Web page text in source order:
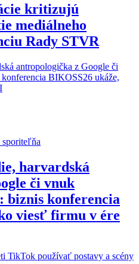
kritizujú
mediálneho
Rady STVR
sporiteľňa
harvardská
či vnuk
konferencia
viesť firmu v ére